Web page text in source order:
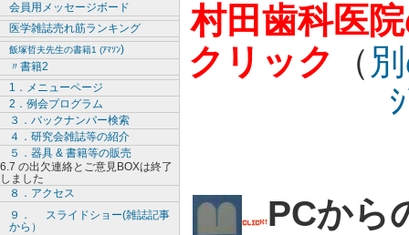
会員用メッセージボード
医学雑誌売れ筋ランキング
飯塚哲夫先生の書籍1 (ｱﾏｿﾝ)
〃書籍2
1．メニューページ
2．例会プログラム
３．バックナンパー検索
４．研究会雑誌等の紹介
５．器具 & 書籍等の販売
6.7 の出欠連絡とご意見BOXは終了
しました
８．アクセス
９．
スライドショー(雑誌記事
から）
村田歯科医
クリック
（
PCから